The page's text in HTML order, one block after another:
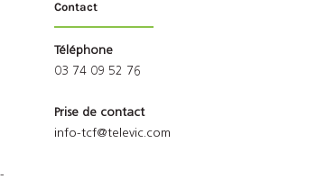
Contact
Téléphone
03 74 09 52 76
Prise de contact
info-tcf@televic.com